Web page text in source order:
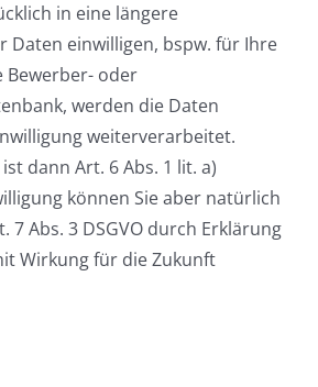
in eine längere
Daten einwilligen, bspw. für Ihre
Bewerber- oder
werden die Daten
weiterverarbeitet.
dann Art. 6 Abs. 1 lit. a)
können Sie aber natürlich
7 Abs. 3 DSGVO durch Erklärung
Wirkung für die Zukunft